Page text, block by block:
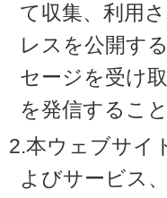
て収集、利用
レスを公開す
セージを受け
を発信するこ
2.本ウェブサイ
よびサービス